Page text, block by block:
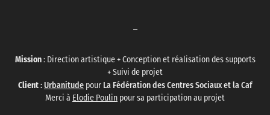
Mission: Direction artistique + Conception et réalisation des supports
+ Suivi de projet
Client:Urbanitude pour La Fédération des Centres Sociaux et la Caf
Merci à Elodie Poulin pour sa participation au projet